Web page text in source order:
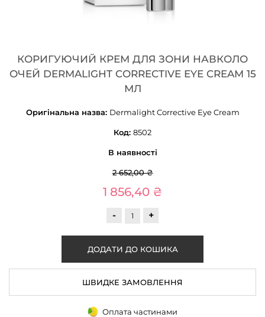
КОРИГУЮЧИЙ КРЕМ ДЛЯ ЗОНИ НАВКОЛО
ОЧЕЙ DERMALIGHT CORRECTIVE EYE CREAM 15
МЛ
Оригінальна назва: Dermalight Corrective Eye Cream
Код: 8502
В наявності
2 652,00 ₴
1 856,40 ₴
- +
ШВИДКЕ ЗАМОВЛЕННЯ
Оплата частинами